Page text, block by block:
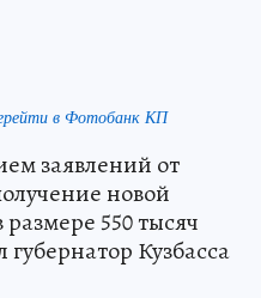
в Фотобанк КП
заявлений от
новой
550 тысяч
Кузбасса